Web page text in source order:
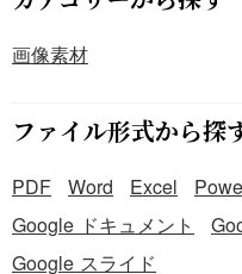
認してください。 皆様の新年がより良い年となりますよう
に。
画像素材
ファイル形式から探
PDF Word Excel
Google ドキュメント
Google スライド